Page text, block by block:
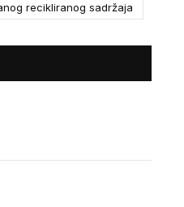
recikliranog sadržaja